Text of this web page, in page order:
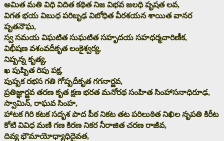
అమిత మతి విధి విదిత కథిత నిజ విభవ జలధి పృషత లవ,
విగత భయ విబుధ పరిబృఢ విబోధిత వీరశయన శాయిత వానర
పృతనౌఘ,
స్వ సమయ విఘటిత సుఘటిత సహృదయ సహధర్మచారిణీక,
విభీషణ వశంవదీకృత లంకైశ్వర్య,
నిష్పన్న కృత్య,
ఖ పుష్పిత రిపు పక్ష,
పుష్పక రభస గతి గోష్పదీకృత గగనార్ణవ,
ప్రతిజ్ఞార్ణవ తరణ కృత క్షణ భరత మనోరథ సంహిత సింహాసనాధిరూఢ,
స్వామిన్, రాఘవ సింహ,
హాటక గిరి కటక సదృశ పాద పీఠ నికట తట పరిలుఠిత నిఖిల నృపతి కిరీట
కోటి వివిధ మణి గణ కిరణ నికర నీరాజిత చరణ రాజీవ,
దివ్య భౌమాయోధ్యాధిదైవత,